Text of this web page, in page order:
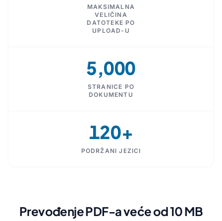
MAKSIMALNA
VELIČINA
DATOTEKE PO
UPLOAD-U
5,000
STRANICE PO
DOKUMENTU
120+
PODRŽANI JEZICI
Prevođenje PDF-a veće od 10 MB